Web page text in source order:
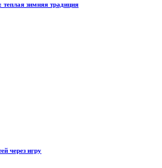
зимняя традиция
через игру